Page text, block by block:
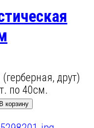
друт)
по 40см.